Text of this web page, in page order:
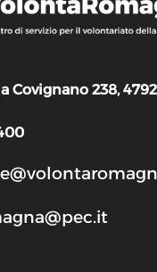
Covignano 238,